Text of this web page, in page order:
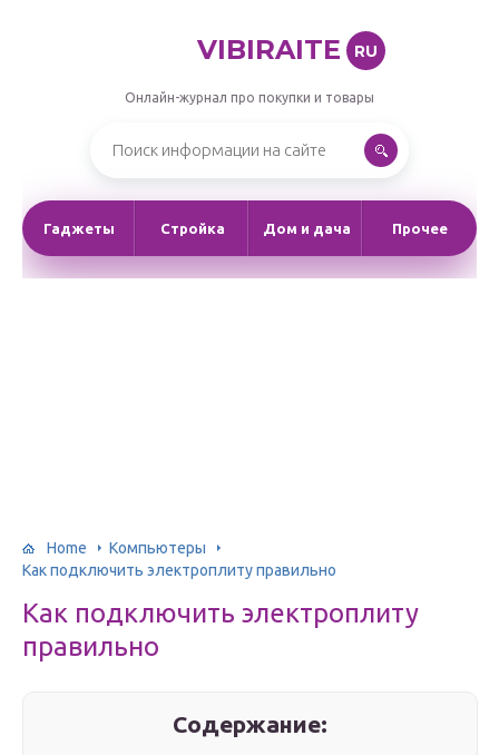
VIBIRAITE RU
Онлайн-журнал про покупки и товары
Гаджеты Стройка Дом и дача Прочее
Home
Компьютеры
Как подключить электроплиту правильно
Как подключить электроплиту
правильно
Содержание: